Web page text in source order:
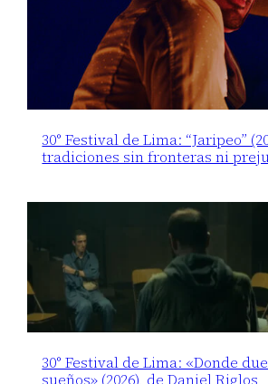
30° Festival de Lima: “Jaripeo”
tradiciones sin fronteras ni
30° Festival de Lima: «Donde
sueños» (2026), de Daniel Riglos